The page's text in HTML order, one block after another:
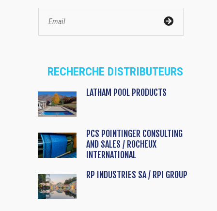
RECHERCHE DISTRIBUTEURS
LATHAM POOL PRODUCTS
PCS POINTINGER CONSULTING
AND SALES / ROCHEUX
INTERNATIONAL
RP INDUSTRIES SA / RPI GROUP